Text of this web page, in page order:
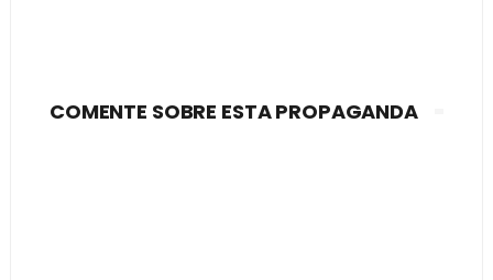
COMENTE SOBRE ESTA PROPAGANDA